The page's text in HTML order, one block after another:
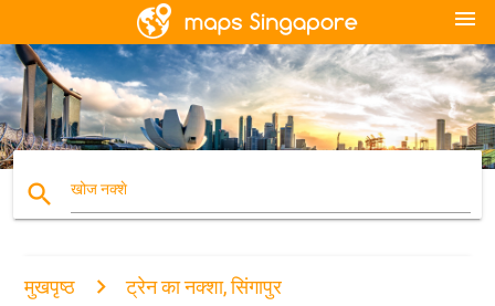
menu
search खोज नक्शे
मुखपृष्ठ ट्रेन का नक्शा, सिंगापुर